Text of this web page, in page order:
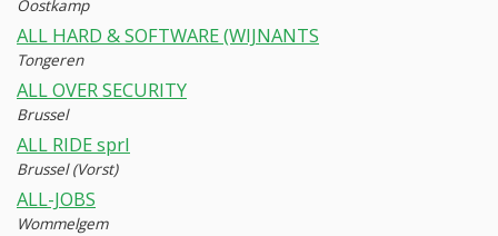
Oostkamp
ALL HARD & SOFTWARE (WIJNANTS
Tongeren
ALL OVER SECURITY
Brussel
ALL RIDE sprl
Brussel (Vorst)
ALL-JOBS
Wommelgem